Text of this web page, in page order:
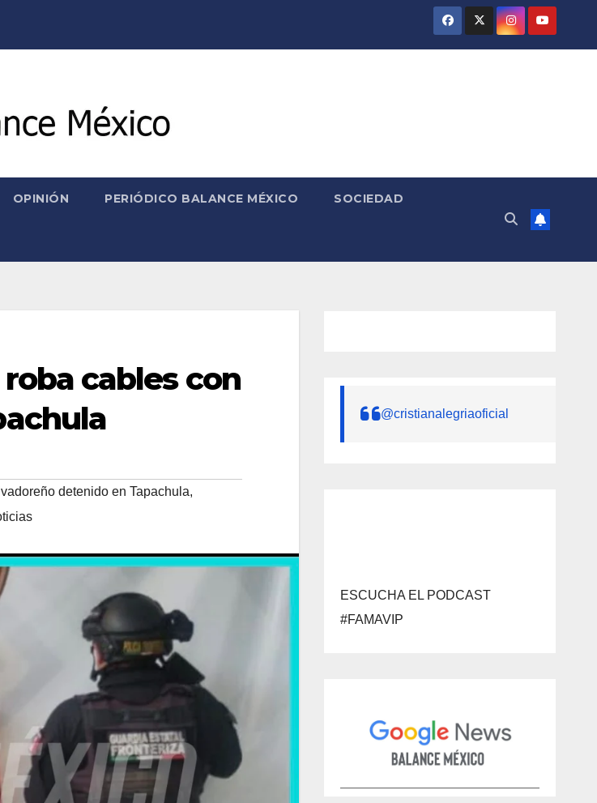
OPINIÓN PERIÓDICO BALANCE MÉXICO SOCIEDAD
cables con
detenido en Tapachula,
@cristianalegriaoficial
ESCUCHA EL PODCAST
#FAMAVIP